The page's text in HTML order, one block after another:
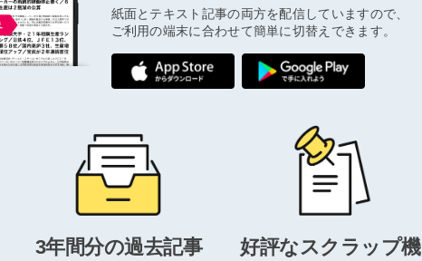
紙面とテキスト記事の両方を配信していますので、
ご利用の端末に合わせて簡単に切替えできます。
3年間分の過去記事
好評なスクラップ機